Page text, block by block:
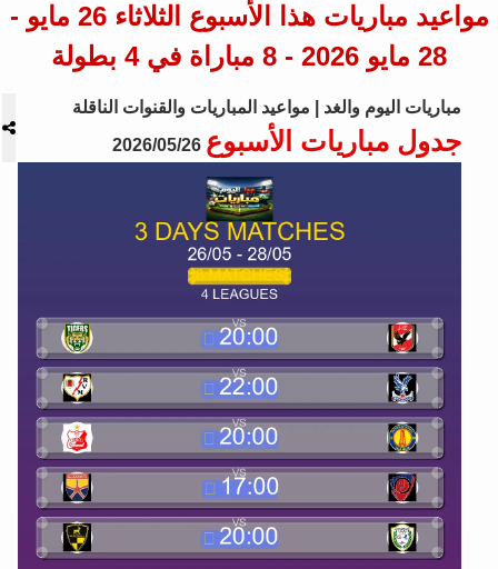
مواعيد مباريات هذا الأسبوع الثلاثاء 26 مايو -
28 مايو 2026 - 8 مباراة في 4 بطولة
مباريات اليوم والغد | مواعيد المباريات والقنوات الناقلة
جدول مباريات الأسبوع 2026/05/26